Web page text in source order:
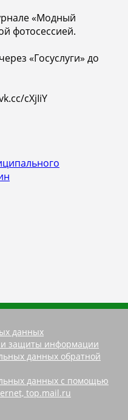
«Модный
фотосессией.
«Госуслуги» до
cXjIiY
данных
и защиты информации
данных обратной
данных с помощью
top.mail.ru